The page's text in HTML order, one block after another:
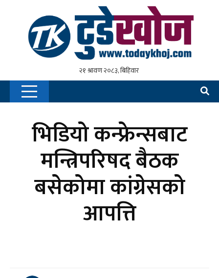
भिडियो कन्फ्रेन्सबाट
मन्त्रिपरिषद बैठक
बसेकोमा कांग्रेसको
आपत्ति